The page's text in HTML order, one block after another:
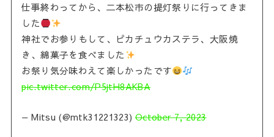
仕事終わってから、二本松市の提灯祭りに行ってきま
した
神社でお参りもして、ピカチュウカステラ、大阪焼
き、綿菓子を食べました
お祭り気分味わえて楽しかったです
pic.twitter.com/P5jtH8AKBA
— Mitsu (@mtk31221323) October 7, 2023